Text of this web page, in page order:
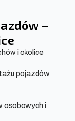
–
i okolice
pojazdów
osobowych i